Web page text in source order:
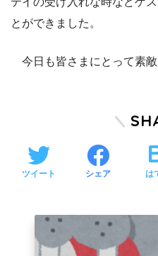
とができました。
今日も皆さまにとって素
ツイート シェア は